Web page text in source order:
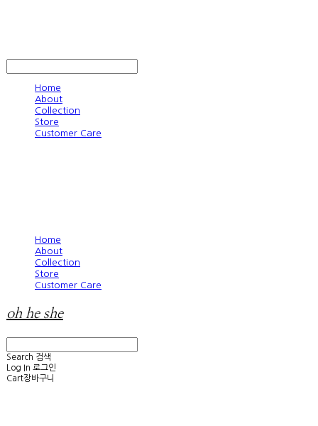
Home
About
Collection
Store
Customer Care
Home
About
Collection
Store
Customer Care
oh he she
Search 검색
Log In 로그인
Cart장바구니